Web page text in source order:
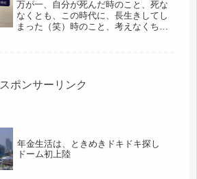
＾＾
万が一、自分が死んだ時のこと、死な
なくとも、この時代に、長生きしてし
まった（笑）時のこと、考えなくちゃ
越...
スポンサーリンク
年金生活は、ときめきドキドキ探し
ドーム初上陸